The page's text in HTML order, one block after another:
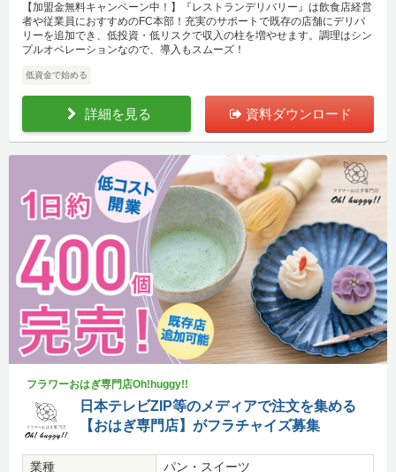
【加盟金無料キャンペーン中！】『レストランデリバリー』は飲食店経営
者や従業員におすすめのFC本部！充実のサポートで既存の店舗にデリバ
リーを追加でき、低投資・低リスクで収入の柱を増やせます。調理はシン
プルオペレーションなので、導入もスムーズ！
低資金で始める
詳細を見る 資料ダウンロード
フラワーおはぎ専門店Oh!huggy!!
日本テレビZIP等のメディアで注文を集める
【おはぎ専門店】がフラチャイズ募集
業種 パン・スイーツ